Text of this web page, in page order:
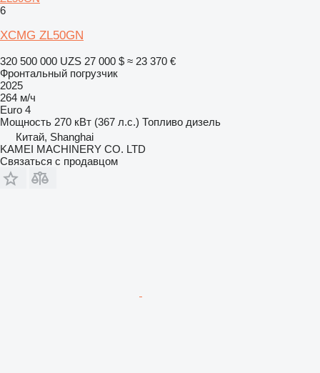
6
XCMG ZL50GN
320 500 000 UZS 27 000 $ ≈ 23 370 €
Фронтальный погрузчик
2025
264 м/ч
Euro 4
Мощность 270 кВт (367 л.с.) Топливо дизель
Китай, Shanghai
KAMEI MACHINERY CO. LTD
Связаться с продавцом